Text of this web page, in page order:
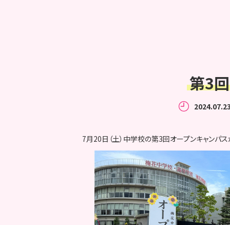
第3
7月20日（土）中学校の第3回オープンキャンパ